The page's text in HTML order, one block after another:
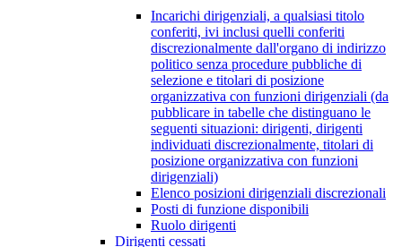
Incarichi dirigenziali, a qualsiasi titolo
conferiti, ivi inclusi quelli conferiti
discrezionalmente dall'organo di indirizzo
politico senza procedure pubbliche di
selezione e titolari di posizione
organizzativa con funzioni dirigenziali (da
pubblicare in tabelle che distinguano le
seguenti situazioni: dirigenti, dirigenti
individuati discrezionalmente, titolari di
posizione organizzativa con funzioni
dirigenziali)
Elenco posizioni dirigenziali discrezionali
Posti di funzione disponibili
Ruolo dirigenti
Dirigenti cessati